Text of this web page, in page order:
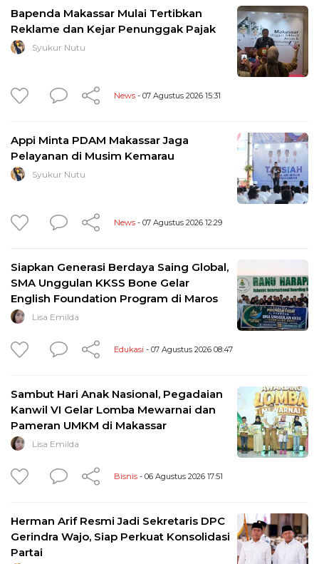
Bapenda Makassar Mulai Tertibkan
Reklame dan Kejar Penunggak Pajak
Syukur Nutu
News - 07 Agustus 2026 15:31
Appi Minta PDAM Makassar Jaga
Pelayanan di Musim Kemarau
Syukur Nutu
News - 07 Agustus 2026 12:29
Siapkan Generasi Berdaya Saing Global,
SMA Unggulan KKSS Bone Gelar
English Foundation Program di Maros
Lisa Emilda
Edukasi - 07 Agustus 2026 08:47
Sambut Hari Anak Nasional, Pegadaian
Kanwil VI Gelar Lomba Mewarnai dan
Pameran UMKM di Makassar
Lisa Emilda
Bisnis - 06 Agustus 2026 17:51
Herman Arif Resmi Jadi Sekretaris DPC
Gerindra Wajo, Siap Perkuat Konsolidasi
Partai